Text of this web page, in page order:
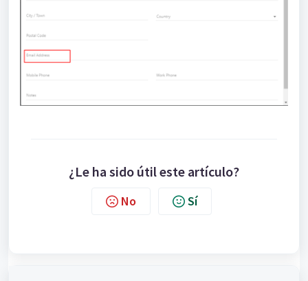
¿Le ha sido útil este artículo?
No Sí